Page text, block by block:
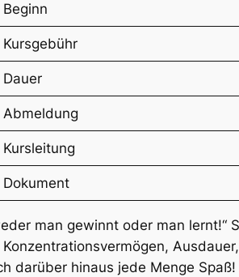
Beginn
Kursgebühr
Dauer
Abmeldung
Kursleitung
Dokument
man gewinnt oder man
Konzentrationsvermögen,
darüber hinaus jede Menge